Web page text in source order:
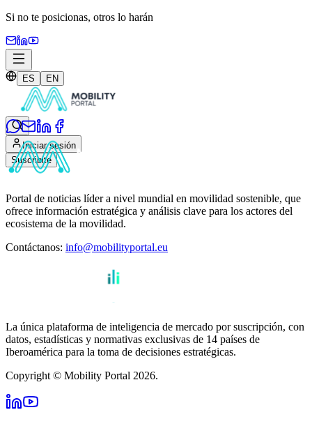
Si no te posicionas, otros lo harán
ES EN
Iniciar sesión
Suscribite
Portal de noticias líder a nivel mundial en movilidad sostenible, que
ofrece información estratégica y análisis clave para los actores del
ecosistema de la movilidad.
Contáctanos: info@mobilityportal.eu
La única plataforma de inteligencia de mercado por suscripción, con
datos, estadísticas y normativas exclusivas de 14 países de
Iberoamérica para la toma de decisiones estratégicas.
Copyright © Mobility Portal 2026.